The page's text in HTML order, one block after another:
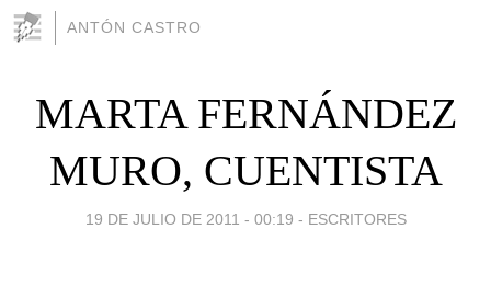
ANTÓN CASTRO
MARTA FERNÁNDEZ
MURO, CUENTISTA
19 DE JULIO DE 2011 - 00:19 - ESCRITORES